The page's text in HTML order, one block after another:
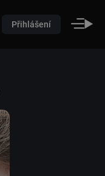
Přihlášení